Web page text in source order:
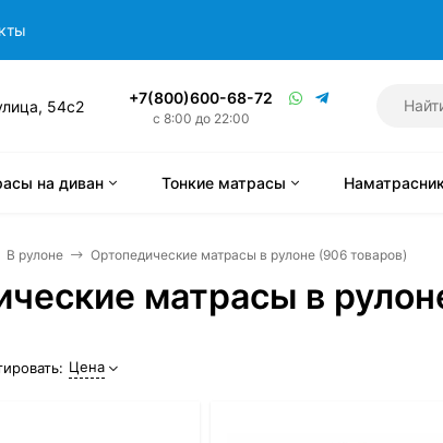
54с2 +7(800)600-68-72
с 8:00 до 22:00
на диван Тонкие матрасы
В рулоне Ортопедические матрасы в рулоне (906 товаров)
матрасы в
Цена